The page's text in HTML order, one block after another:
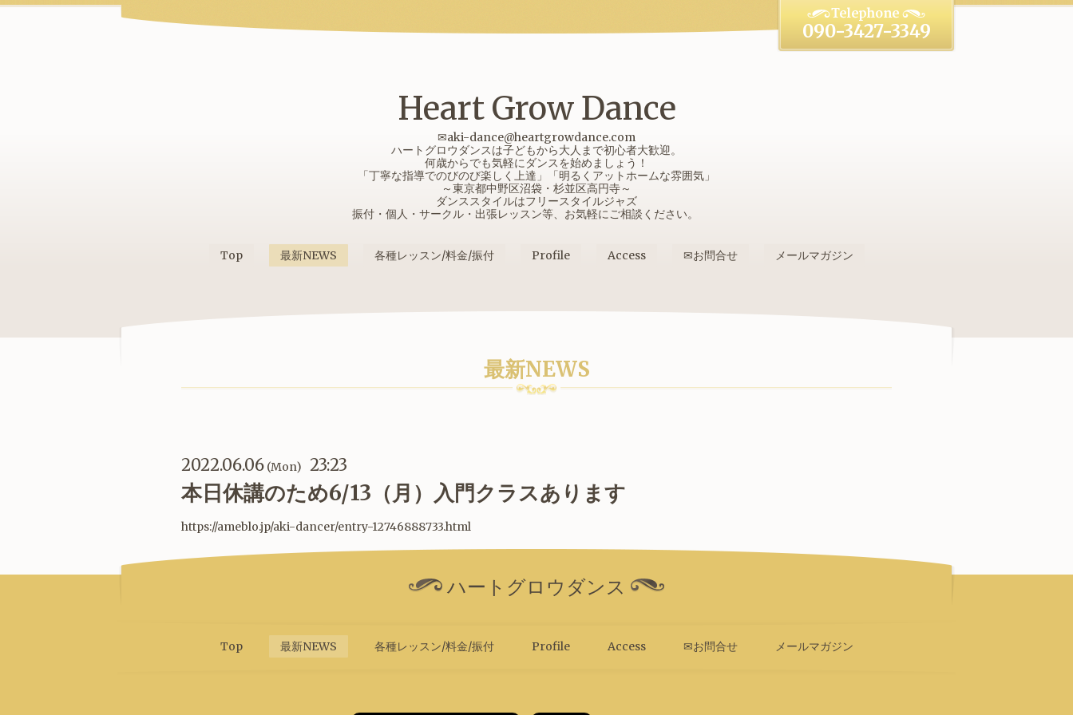
Heart Grow Dance
✉aki-dance@heartgrowdance.com
ハートグロウダンスは子どもから大人まで初心者大歓迎。
何歳からでも気軽にダンスを始めましょう！
「丁寧な指導でのびのび楽しく上達」「明るくアットホームな雰囲気」
～東京都中野区沼袋・杉並区高円寺～
ダンススタイルはフリースタイルジャズ
振付・個人・サークル・出張レッスン等、お気軽にご相談ください。
090-3427-3349
Top 最新NEWS 各種レッスン/料金/振付 Profile Access ✉お問合せ メールマガジン
最新NEWS
2022.06.06 (Mon) 23:23
本日休講のため6/13（月）入門クラスあります
https://ameblo.jp/aki-dancer/entry-12746888733.html
ハートグロウダンス
Top 最新NEWS 各種レッスン/料金/振付 Profile Access ✉お問合せ メールマガジン